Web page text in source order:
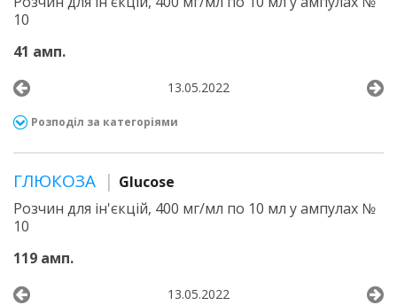
10
41 амп.
13.05.2022
Розподіл за категоріями
ГЛЮКОЗА
Glucose
Розчин для ін'єкцій, 400 мг/мл по 10 мл у ампулах №
10
119 амп.
13.05.2022